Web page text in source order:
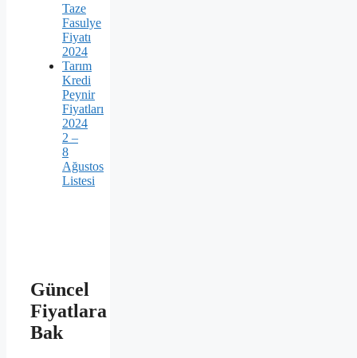
Taze
Fasulye
Fiyatı
2024
Tarım
Kredi
Peynir
Fiyatları
2024
2 –
8
Ağustos
Listesi
Güncel
Fiyatlara
Bak